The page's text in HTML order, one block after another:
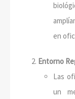
en
Entorno
Las
un